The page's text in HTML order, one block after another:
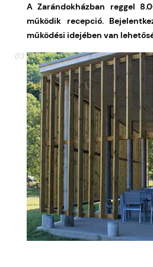
A Zarándokházban reggel
működik recepció.
működési idejében van
03